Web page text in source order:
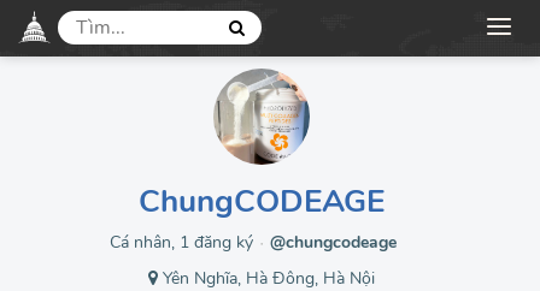
ChungCODEAGE
Cá nhân, 1 đăng ký ●
@chungcodeage
Yên Nghĩa, Hà Đông, Hà Nội